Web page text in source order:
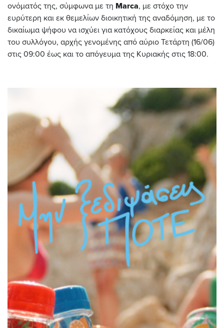
ονόματός της, σύμφωνα με τη Marca, με στόχο την
ευρύτερη και εκ θεμελίων διοικητική της αναδόμηση, με το
δικαίωμα ψήφου να ισχύει για κατόχους διαρκείας και μέλη
του συλλόγου, αρχής γενομένης από αύριο Τετάρτη (16/06)
στις 09:00 έως και το απόγευμα της Κυριακής στις 18:00.